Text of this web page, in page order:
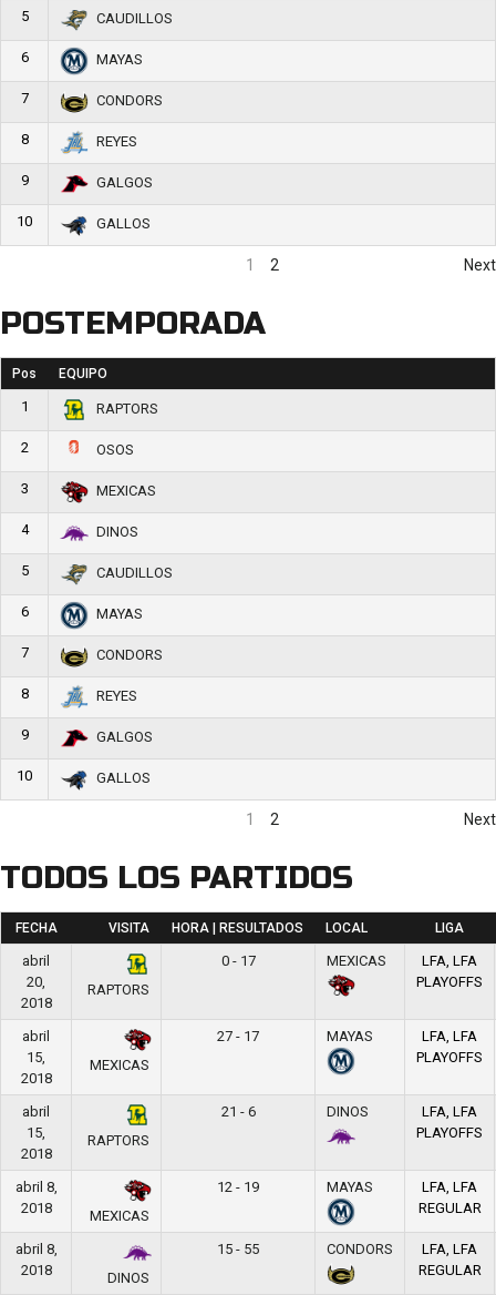
5 CAUDILLOS
6 MAYAS
7 CONDORS
8 REYES
9 GALGOS
10 GALLOS
1 2 Next
POSTEMPORADA
Pos EQUIPO
1 RAPTORS
2 OSOS
3 MEXICAS
4 DINOS
5 CAUDILLOS
6 MAYAS
7 CONDORS
8 REYES
9 GALGOS
10 GALLOS
1 2 Next
TODOS LOS PARTIDOS
FECHA VISITA HORA | RESULTADOS LOCAL LIGA
abril
20,
2018
RAPTORS
0 - 17 MEXICAS
LFA, LFA
PLAYOFFS
abril
15,
2018
MEXICAS
27 - 17 MAYAS
LFA, LFA
PLAYOFFS
abril
15,
2018
RAPTORS
21 - 6 DINOS
LFA, LFA
PLAYOFFS
abril 8,
2018
MEXICAS
12 - 19 MAYAS
LFA, LFA
REGULAR
abril 8,
2018
DINOS
15 - 55 CONDORS
LFA, LFA
REGULAR